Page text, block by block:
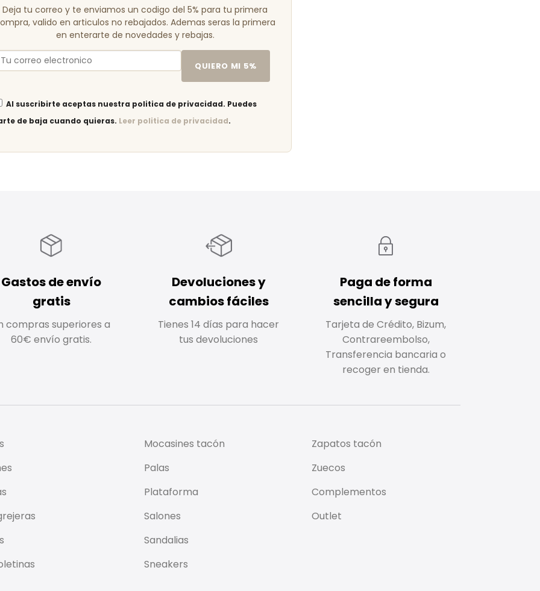
Deja tu correo y te enviamos un codigo del 5% para tu primera
valido en articulos no rebajados. Ademas seras la primera
en enterarte de novedades y rebajas.
QUIERO MI 5%
Al suscribirte aceptas nuestra politica de privacidad. Puedes
de baja cuando quieras. Leer politica de privacidad.
Gastos de envío
gratis
compras superiores a
60€ envío gratis.
Devoluciones y
cambios fáciles
Tienes 14 días para hacer
tus devoluciones
Paga de forma
sencilla y segura
Tarjeta de Crédito, Bizum,
Contrareembolso,
Transferencia bancaria o
recoger en tienda.
Mocasines tacón
Palas
Plataforma
Salones
Sandalias
Sneakers
Zapatos tacón
Zuecos
Complementos
Outlet